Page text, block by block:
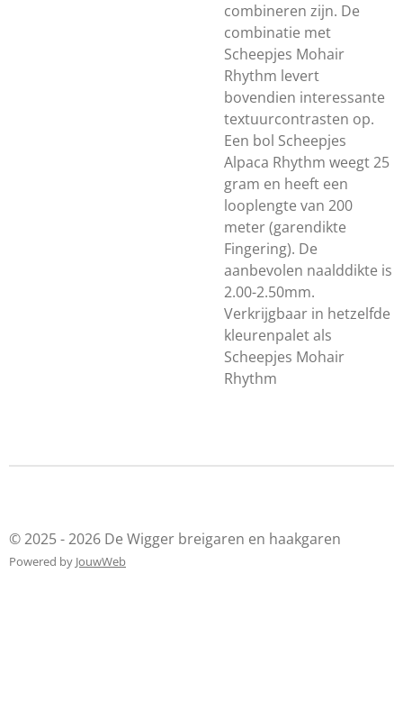
combineren zijn. De
combinatie met
Scheepjes Mohair
Rhythm levert
bovendien interessante
textuurcontrasten op.
Een bol Scheepjes
Alpaca Rhythm weegt 25
gram en heeft een
looplengte van 200
meter (garendikte
Fingering). De
aanbevolen naalddikte is
2.00-2.50mm.
Verkrijgbaar in hetzelfde
kleurenpalet als
Scheepjes Mohair
Rhythm
© 2025 - 2026 De Wigger breigaren en haakgaren
Powered by JouwWeb